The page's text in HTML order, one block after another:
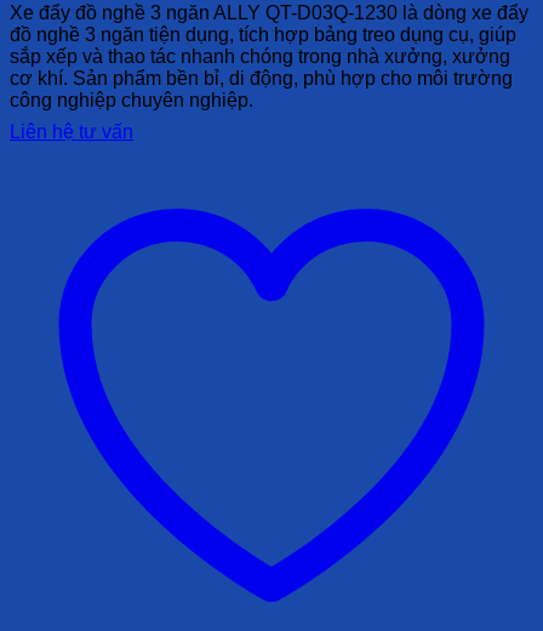
Xe đẩy đồ nghề 3 ngăn ALLY QT-D03Q-1230 là dòng xe đẩy
đồ nghề 3 ngăn tiện dụng, tích hợp bảng treo dụng cụ, giúp
sắp xếp và thao tác nhanh chóng trong nhà xưởng, xưởng
cơ khí. Sản phẩm bền bỉ, di động, phù hợp cho môi trường
công nghiệp chuyên nghiệp.
Liên hệ tư vấn